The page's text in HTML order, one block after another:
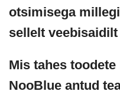
otsimisega
sellelt
Mis tahes
NooBlue antud